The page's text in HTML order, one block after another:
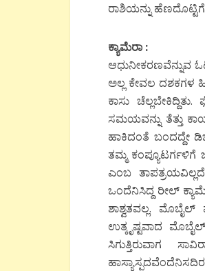
ರಾಶಿಯನ್ನು
ಕ್ಯಾಮೆರಾ :
ಆಧುನೀಕರಣವೆನ್ನುವ
ಅಲ್ಲ ಕೇವಲ ದಶಕಗಳ
ಕಾಸು
ಸಮಯವನ್ನು ತೆತ್ತು
ಹಾಕಿದಂತೆ ಬಂದದ್ದೇ
ತಮ್ಮ ಕಂಪ್ಯೂಟರ್ಗಳಿಗೆ
ಎಂಬ
ಒಂದೆನಿಸಿದ್ದ ರೀಲ್
ಶಾಶ್ವತವಲ್ಲ.
ಉತ್ಕೃಷ್ಟವಾದ
ಸಿಗುತ್ತಿರುವಾಗ